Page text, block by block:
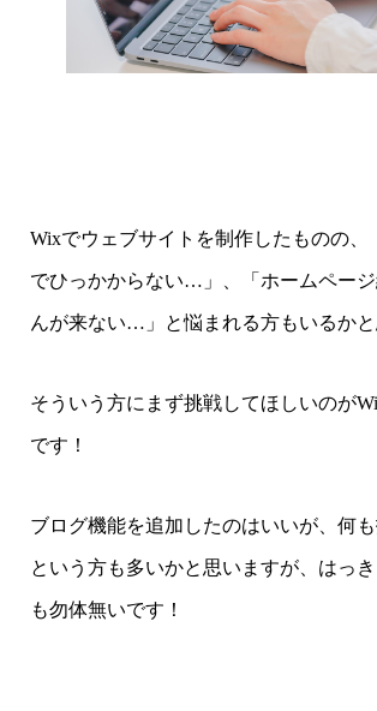
Wixでウェブサイトを制作したものの、
でひっかからない…」、「ホームペー
んが来ない…」と悩まれる方もいるかと
そういう方にまず挑戦してほしいのが
です！
ブログ機能を追加したのはいいが、何
という方も多いかと思いますが、はっ
も勿体無いです！